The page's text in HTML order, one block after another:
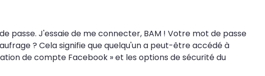
passe. J'essaie de me connecter, BAM ! Votre mot de passe
? Cela signifie que quelqu'un a peut-être accédé à
de compte Facebook » et les options de sécurité du